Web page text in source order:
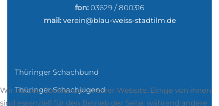
fon:03629 / 800316
mail: verein@blau-weiss-stadtilm.de
Thüringer Schachbund
Thüringer Schachjugend
Wir nutzen Cookies auf unserer Website. Einige von ihnen
sind essenziell für den Betrieb der Seite, während andere